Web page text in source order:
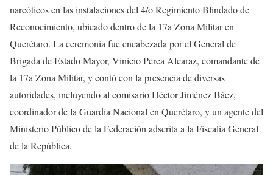
narcóticos en las instalaciones del 4/o Regimiento Blindado de
Reconocimiento, ubicado dentro de la 17a Zona Militar en
Querétaro. La ceremonia fue encabezada por el General de
Brigada de Estado Mayor, Vinicio Perea Alcaraz, comandante de
la 17a Zona Militar, y contó con la presencia de diversas
autoridades, incluyendo al comisario Héctor Jiménez Báez,
coordinador de la Guardia Nacional en Querétaro, y un agente del
Ministerio Público de la Federación adscrita a la Fiscalía General
de la República.